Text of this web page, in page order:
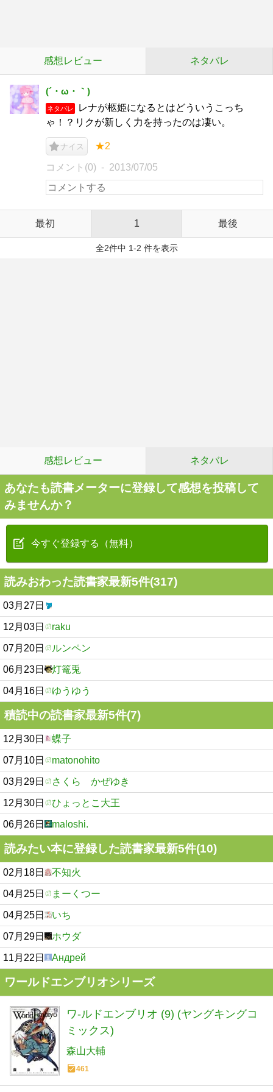
感想レビュー ネタバレ
(´・ω・｀)
ネタバレ
レナが柩姫になるとはどういうこっち
ゃ！？リクが新しく力を持ったのは凄い。
ナイス ★2
コメント(0) 2013/07/05
最初 1 最後
全2件中 1-2 件を表示
感想レビュー ネタバレ
あなたも読書メーターに登録して感想を投稿して
みませんか？
今すぐ登録する（無料）
読みおわった読書家最新5件(317)
03月27日
12月03日 raku
07月20日 ルンペン
06月23日 灯篭兎
04月16日 ゆうゆう
積読中の読書家最新5件(7)
12月30日 蝶子
07月10日 matonohito
03月29日 さくら かぜゆき
12月30日 ひょっとこ大王
06月26日 maloshi.
読みたい本に登録した読書家最新5件(10)
02月18日 不知火
04月25日 まーくつー
04月25日 いち
07月29日 ホウダ
11月22日 Андрей
ワールドエンブリオシリーズ
ワ-ルドエンブリオ (9) (ヤングキングコ
ミックス)
森山大輔
461